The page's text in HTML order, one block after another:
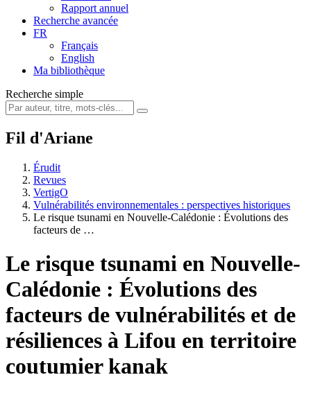
Rapport annuel
Recherche avancée
FR
Français
English
Ma bibliothèque
Recherche simple
Fil d'Ariane
Érudit
Revues
VertigO
Vulnérabilités environnementales : perspectives historiques
Le risque tsunami en Nouvelle-Calédonie : Évolutions des
facteurs de …
Le risque tsunami en Nouvelle-
Calédonie : Évolutions des
facteurs de vulnérabilités et de
résiliences à Lifou en territoire
coutumier kanak